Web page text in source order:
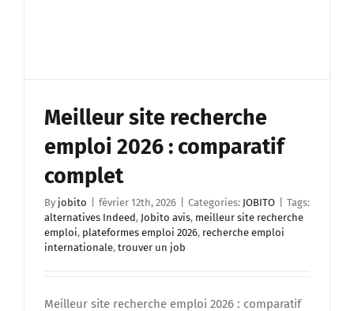
Meilleur site recherche
emploi 2026 : comparatif
complet
By jobito février 12th, 2026 Categories: JOBITO
Tags:
alternatives Indeed, Jobito avis, meilleur site recherche
emploi, plateformes emploi 2026, recherche emploi
internationale, trouver un job
Meilleur site recherche emploi 2026 : comparatif